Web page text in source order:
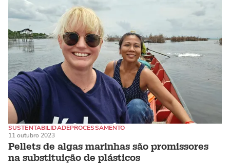
Pellets de algas marinhas são promissores
na substituição de plásticos
SUSTENTABILIDADEPROCESSAMENTO
ALGAS MARINHAS / MACROALGAS
11 outubro 2023